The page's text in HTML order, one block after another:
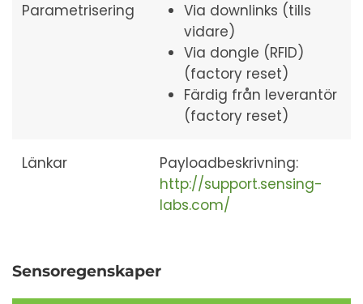
Parametrisering
Via downlinks (tills
vidare)
Via dongle (RFID)
(factory reset)
Färdig från leverantör
(factory reset)
Länkar
Payloadbeskrivning:
http://support.sensing-
labs.com/
Sensoregenskaper